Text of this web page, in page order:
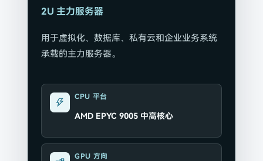
2U 主力服务器
用于虚拟化、数据库、私有云和企业业务系统
承载的主力服务器。
CPU 平台
AMD EPYC 9005 中高核心
GPU 方向